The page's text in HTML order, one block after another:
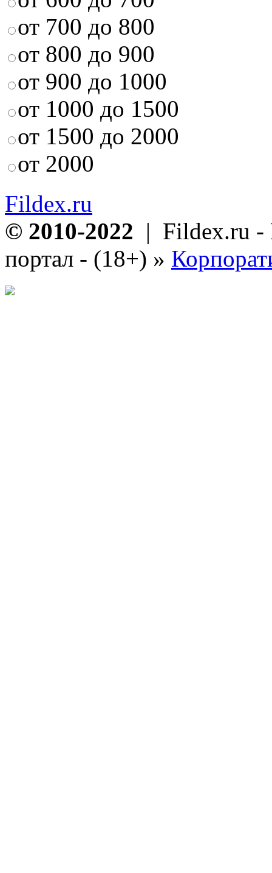
от 700 до 800
от 800 до 900
от 900 до 1000
от 1000 до 1500
от 1500 до 2000
от 2000
Fildex.ru
© 2010-2022 | Fildex.ru -
портал - (18+) »